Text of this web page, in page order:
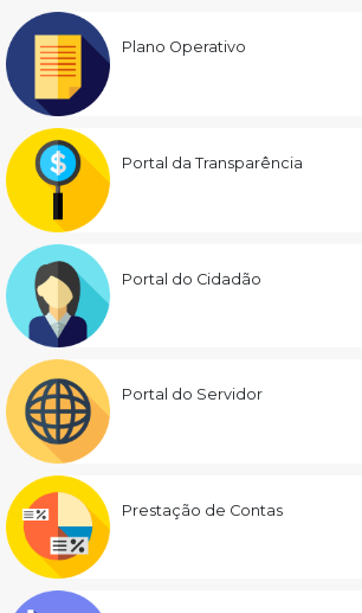
Plano Operativo
Portal da Transparência
Portal do Cidadão
Portal do Servidor
Prestação de Contas